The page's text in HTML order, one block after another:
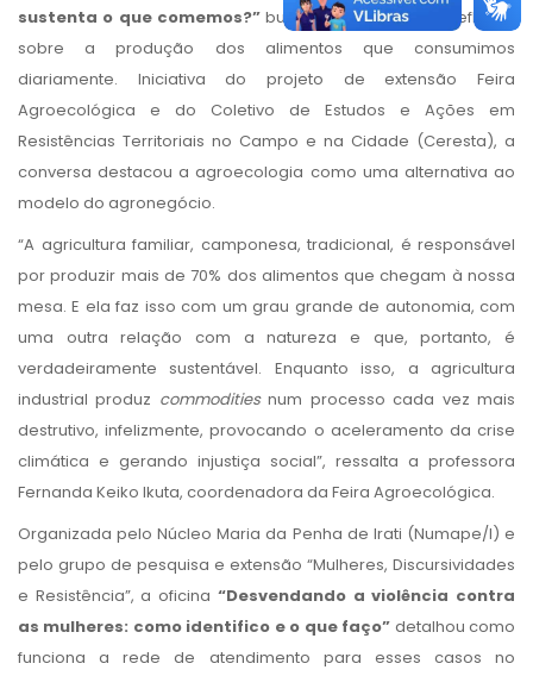
sustenta o que comemos?”buscou incentivar uma reflexão
sobre a produção dos alimentos que consumimos
diariamente. Iniciativa do projeto de extensão Feira
Agroecológica e do Coletivo de Estudos e Ações em
Resistências Territoriais no Campo e na Cidade (Ceresta), a
conversa destacou a agroecologia como uma alternativa ao
modelo do agronegócio.
“A agricultura familiar, camponesa, tradicional, é responsável
por produzir mais de 70% dos alimentos que chegam à nossa
mesa. E ela faz isso com um grau grande de autonomia, com
uma outra relação com a natureza e que, portanto, é
verdadeiramente sustentável. Enquanto isso, a agricultura
industrial produz commoditiesnum processo cada vez mais
destrutivo, infelizmente, provocando o aceleramento da crise
climática e gerando injustiça social”, ressalta a professora
Fernanda Keiko Ikuta, coordenadora da Feira Agroecológica.
Organizada pelo Núcleo Maria da Penha de Irati (Numape/I) e
pelo grupo de pesquisa e extensão “Mulheres, Discursividades
e Resistência”, a oficina “Desvendando a violência contra
as mulheres: como identifico e o que faço” detalhou como
funciona a rede de atendimento para esses casos no